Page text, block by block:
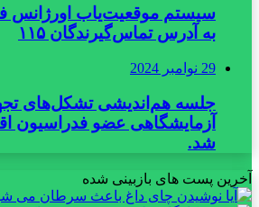
سیستم موقعیت‌یاب
به آدرس تماس‌گیرندگان ۱۱۵
29 نوامبر 2024
جلسه هم‌اندیشی تشکل‌های
آزمایشگاهی عضو فدراسیون
شد.
آخرین پست های بازبینی شده